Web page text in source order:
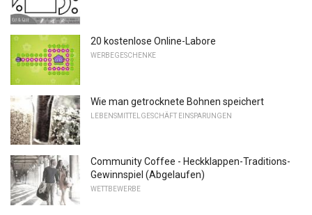
20 kostenlose Online-Labore
WERBEGESCHENKE
Wie man getrocknete Bohnen speichert
LEBENSMITTELGESCHÄFT EINSPARUNGEN
Community Coffee - Heckklappen-Traditions-
Gewinnspiel (Abgelaufen)
WETTBEWERBE